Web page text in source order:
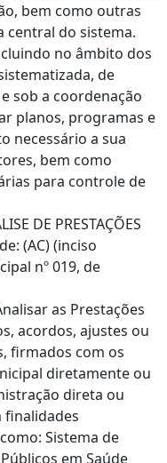
bem como outras
central do sistema.
no âmbito dos
de
sob a coordenação
planos, programas e
necessário a sua
bem como
para controle de
DE PRESTAÇÕES
(AC) (inciso
nº 019, de
as Prestações
acordos, ajustes ou
firmados com os
diretamente ou
direta ou
finalidades
Sistema de
em Saúde